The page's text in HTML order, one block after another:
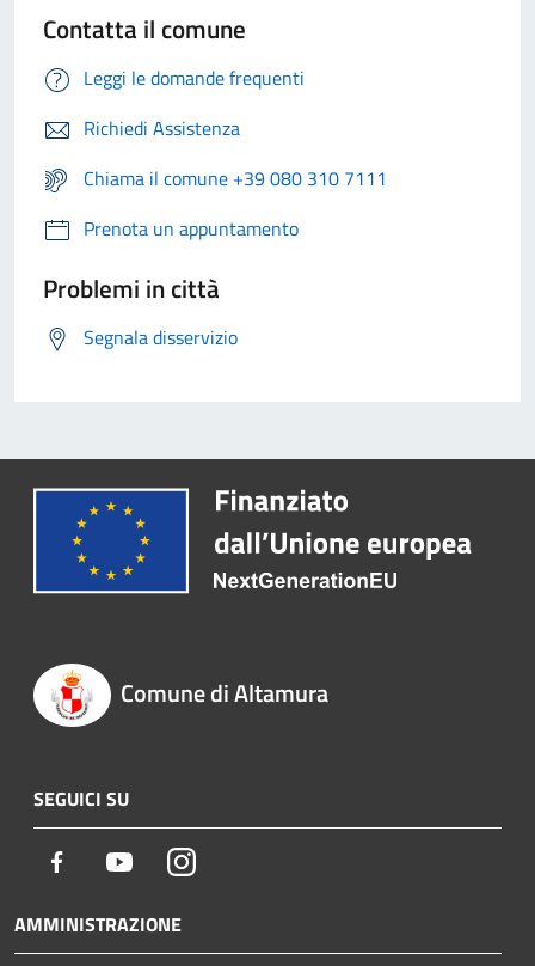
Contatta il comune
Leggi le domande frequenti
Richiedi Assistenza
Chiama il comune +39 080 310 7111
Prenota un appuntamento
Problemi in città
Segnala disservizio
Comune di Altamura
SEGUICI SU
Facebook YoutubeInstagram
AMMINISTRAZIONE